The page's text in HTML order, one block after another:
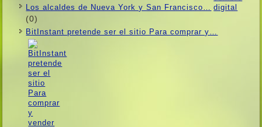
Los alcaldes de Nueva York y San Francisco…
(0)
BitInstant pretende ser el sitio Para comprar y…